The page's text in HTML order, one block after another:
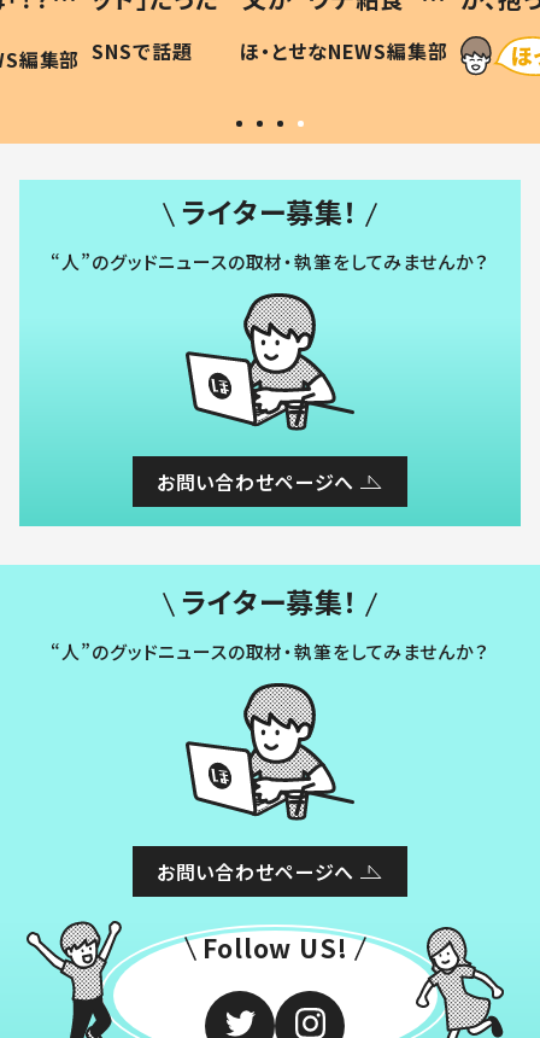
編集部
作り続ける理由とは #令和の親
#令和の子
SNSで話題 ほ・とせなNEWS編集部 「涙が
い」
ライター募集！
“人”のグッドニュースの取材・執筆をしてみませんか？
お問い合わせページへ
ライター募集！
“人”のグッドニュースの取材・執筆をしてみませんか？
お問い合わせページへ
Follow US!